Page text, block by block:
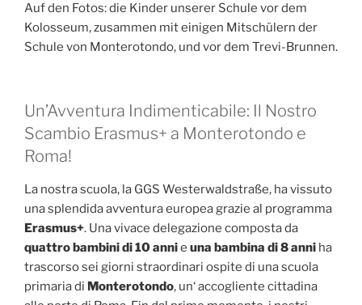
Auf den Fotos: die Kinder unserer Schule vor dem
Kolosseum, zusammen mit einigen Mitschülern der
Schule von Monterotondo, und vor dem Trevi-Brunnen.
Un’Avventura Indimenticabile: Il Nostro
Scambio Erasmus+ a Monterotondo e
Roma!
La nostra scuola, la GGS Westerwaldstraße, ha vissuto
una splendida avventura europea grazie al programma
Erasmus+. Una vivace delegazione composta da
quattro bambini di 10 annie una bambina di 8 anni ha
trascorso sei giorni straordinari ospite di una scuola
primaria di Monterotondo, un‘ accogliente cittadina